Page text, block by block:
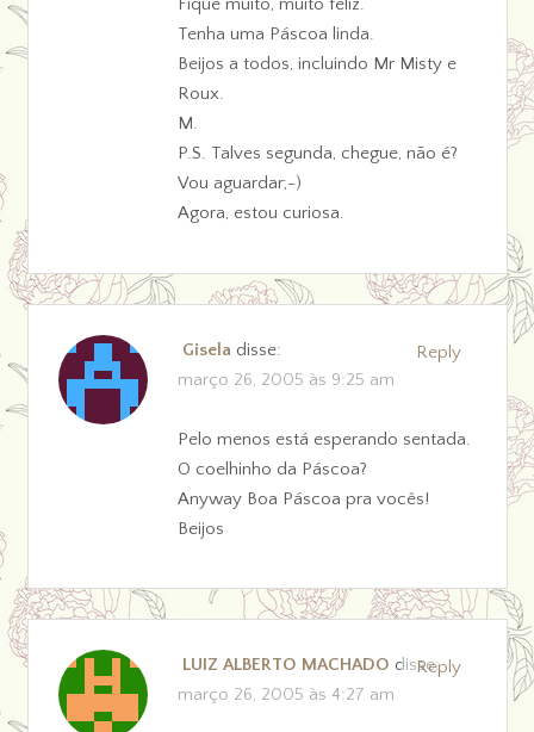
Fique muito, muito feliz.
Tenha uma Páscoa linda.
Beijos a todos, incluindo Mr Misty e
Roux.
M.
P.S. Talves segunda, chegue, não é?
Vou aguardar;-)
Agora, estou curiosa.
Gisela disse:
março 26, 2005 às 9:25 am
Pelo menos está esperando sentada.
O coelhinho da Páscoa?
Anyway Boa Páscoa pra vocês!
Beijos
Reply
LUIZ ALBERTO MACHADO disse:
março 26, 2005 às 4:27 am
Reply